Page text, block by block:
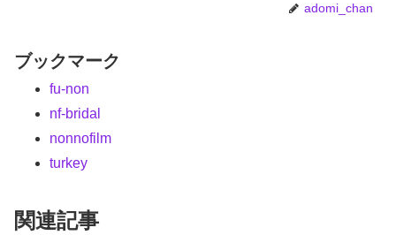
adomi_chan
ブックマーク
fu-non
nf-bridal
nonnofilm
turkey
関連記事